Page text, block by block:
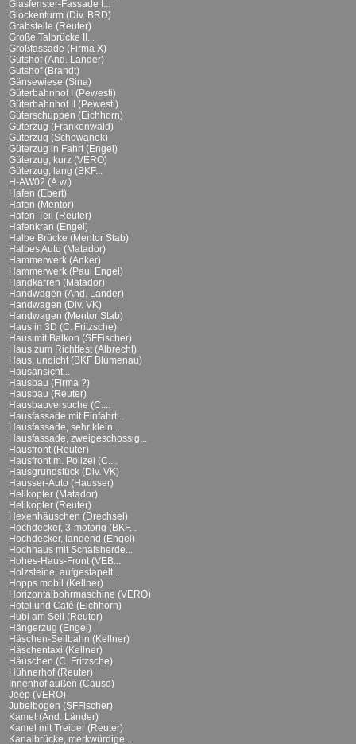
Glasfenster-Fassade I...
Glockenturm (Div. BRD)
Grabstelle (Reuter)
Große Talbrücke II...
Großfassade (Firma X)
Gutshof (And. Länder)
Gutshof (Brandt)
Gänsewiese (Sina)
Güterbahnhof I (Pewesti)
Güterbahnhof II (Pewesti)
Güterschuppen (Eichhorn)
Güterzug (Frankenwald)
Güterzug (Schowanek)
Güterzug in Fahrt (Engel)
Güterzug, kurz (VERO)
Güterzug, lang (BKF...
H-AW02 (A.w.)
Hafen (Ebert)
Hafen (Mentor)
Hafen-Teil (Reuter)
Hafenkran (Engel)
Halbe Brücke (Mentor Stab)
Halbes Auto (Matador)
Hammerwerk (Anker)
Hammerwerk (Paul Engel)
Handkarren (Matador)
Handwagen (And. Länder)
Handwagen (Div. VK)
Handwagen (Mentor Stab)
Haus in 3D (C. Fritzsche)
Haus mit Balkon (SFFischer)
Haus zum Richtfest (Albrecht)
Haus, undicht (BKF Blumenau)
Hausansicht...
Hausbau (Firma ?)
Hausbau (Reuter)
Hausbauversuche (C....
Hausfassade mit Einfahrt...
Hausfassade, sehr klein...
Hausfassade, zweigeschossig...
Hausfront (Reuter)
Hausfront m. Polizei (C....
Hausgrundstück (Div. VK)
Hausser-Auto (Hausser)
Helikopter (Matador)
Helikopter (Reuter)
Hexenhäuschen (Drechsel)
Hochdecker, 3-motorig (BKF...
Hochdecker, landend (Engel)
Hochhaus mit Schafsherde...
Hohes-Haus-Front (VEB...
Holzsteine, aufgestapelt...
Hopps mobil (Kellner)
Horizontalbohrmaschine (VERO)
Hotel und Café (Eichhorn)
Hubi am Seil (Reuter)
Hängerzug (Engel)
Häschen-Seilbahn (Kellner)
Häschentaxi (Kellner)
Häuschen (C. Fritzsche)
Hühnerhof (Reuter)
Innenhof außen (Cause)
Jeep (VERO)
Jubelbogen (SFFischer)
Kamel (And. Länder)
Kamel mit Treiber (Reuter)
Kanalbrücke, merkwürdige...